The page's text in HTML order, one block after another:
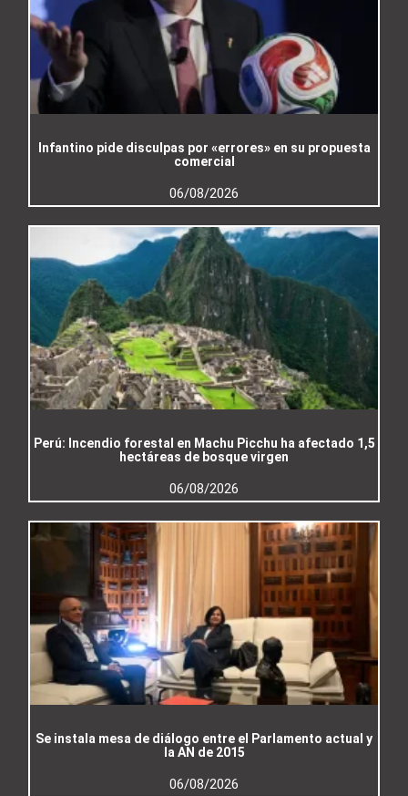
Infantino pide disculpas por «errores» en su propuesta
comercial
06/08/2026
Perú: Incendio forestal en Machu Picchu ha afectado 1,5
hectáreas de bosque virgen
06/08/2026
Se instala mesa de diálogo entre el Parlamento actual y
la AN de 2015
06/08/2026